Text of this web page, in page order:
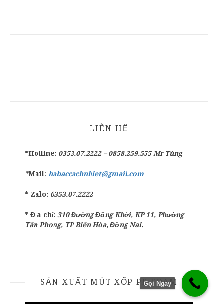
LIÊN HỆ
*Hotline: 0353.07.2222 – 0858.259.555 Mr Tùng
*Mail : habaccachnhiet@gmail.com
* Zalo: 0353.07.2222
* Địa chỉ: 310 Đường Đồng Khởi, KP 11, Phường
Tân Phong, TP Biên Hòa, Đồng Nai.
SẢN XUẤT MÚT XỐP PE FOAM
Gọi Ngay